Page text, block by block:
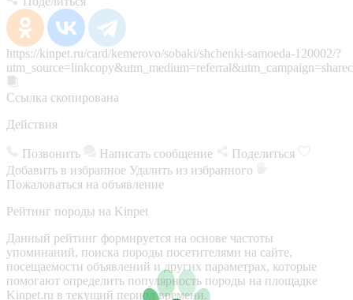
https://kinpet.ru/card/kemerovo/sobaki/shchenki-samoeda-120002/?
Ссылка скопирована
Действия
Позвонить Написать сообщение
Поделиться
Добавить в избранное Удалить из избранного
Пожаловаться на объявление
Рейтинг породы на Kinpet
Данный рейтинг формируется на основе частоты
упоминаний, поиска породы посетителями на сайте,
посещаемости объявлений и других параметрах, которые
помогают определить популярность породы на площадке
Kinpet.ru в текущий период времени.